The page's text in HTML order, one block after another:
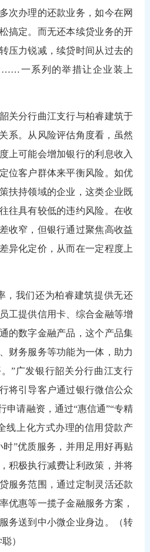
次办理的还款业务，如今在网
搞定。而无还本续贷业务的开
压力锐减，续贷时间从过去的
……一系列的举措让企业装上
分行曲江支行与柏睿建筑于
系。从风险评估角度看，虽然
上可能会增加银行的利息收入
位客户群体来平衡风险。如优
扶持领域的企业，这类企业既
往具有较低的违约风险。在收
收窄，但银行通过聚焦高收益
异化定价，从而在一定程度上
我们还为柏睿建筑提供无还
工提供信用卡、综合金融等增
的数字金融产品，这个产品集
财务服务等功能为一体，助力
”广发银行韶关分行曲江支行
将引导客户通过银行微信公众
申请融资，通过“惠信通”“专精
线上化方式办理的信用贷款产
时”优质服务，并用足用好再贴
积极执行减费让利政策，并将
服务范围，通过定制灵活还款
优惠等一揽子金融服务方案，
务送到中小微企业身边。（转
）